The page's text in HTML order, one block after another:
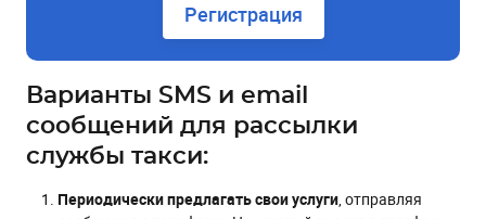
Регистрация
Варианты SMS и email
сообщений для рассылки
службы такси:
Периодически предлагать свои услуги, отправляя